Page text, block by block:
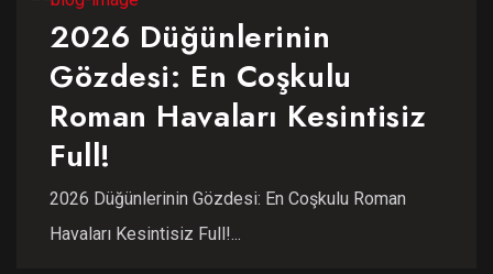
2026 Düğünlerinin
Gözdesi: En Coşkulu
Roman Havaları Kesintisiz
Full!
2026 Düğünlerinin Gözdesi: En Coşkulu Roman
Havaları Kesintisiz Full!...